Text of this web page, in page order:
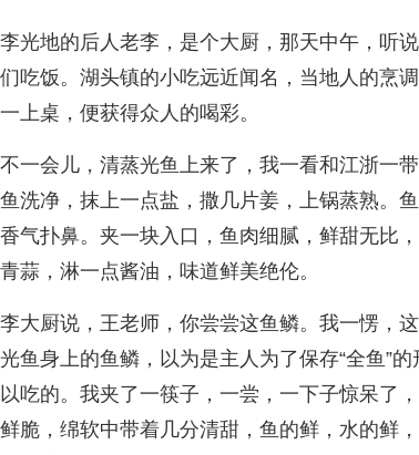
李光地的后人老李，是个大厨，那天中午，听
吃饭。湖头镇的小吃远近闻名，当地人的烹
上桌，便获得众人的喝彩。
不一会儿，清蒸光鱼上来了，我一看和江浙一
洗净，抹上一点盐，撒几片姜，上锅蒸熟。
气扑鼻。夹一块入口，鱼肉细腻，鲜甜无比
蒜，淋一点酱油，味道鲜美绝伦。
李大厨说，王老师，你尝尝这鱼鳞。我一愣，
鱼身上的鱼鳞，以为是主人为了保存“全鱼”
吃的。我夹了一筷子，一尝，一下子惊呆了
脆，绵软中带着几分清甜，鱼的鲜，水的鲜